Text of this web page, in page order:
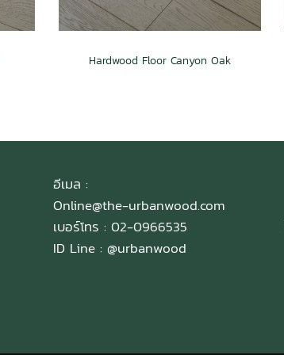
Hardwood Floor Canyon Oak
อีเมล :
Online@the-urbanwood.com
เบอร์โทร : 02-0966535
ID Line : @urbanwood